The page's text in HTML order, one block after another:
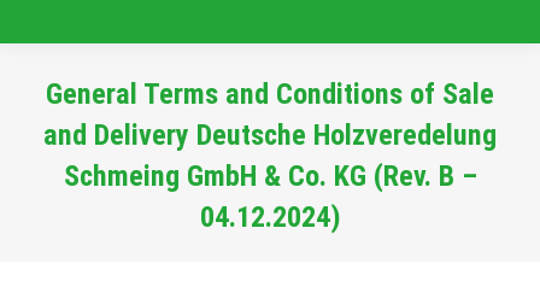
General Terms and Conditions of Sale
and Delivery Deutsche Holzveredelung
Schmeing GmbH & Co. KG (Rev. B –
04.12.2024)